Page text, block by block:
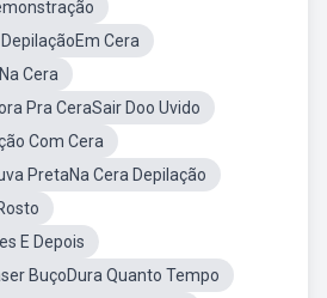
Cera
Cera
Pra CeraSair Doo Uvido
Com Cera
PretaNa Cera Depilação
E Depois
BuçoDura Quanto Tempo